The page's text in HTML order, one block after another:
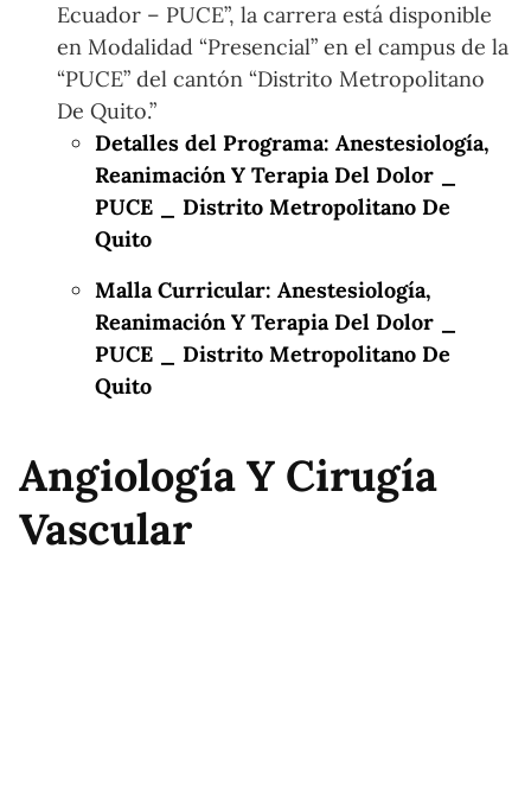
Ecuador – PUCE”, la carrera está disponible
en Modalidad “Presencial” en el campus de la
“PUCE” del cantón “Distrito Metropolitano
De Quito.”
Detalles del Programa: Anestesiología,
Reanimación Y Terapia Del Dolor _
PUCE _ Distrito Metropolitano De
Quito
Malla Curricular: Anestesiología,
Reanimación Y Terapia Del Dolor _
PUCE _ Distrito Metropolitano De
Quito
Angiología Y Cirugía
Vascular